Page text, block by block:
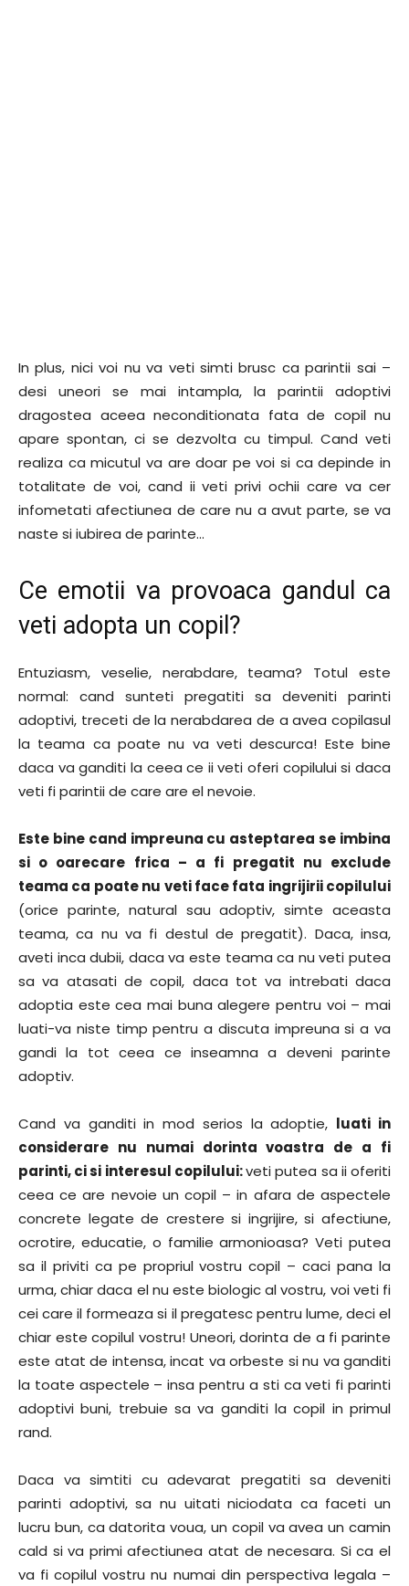
In plus, nici voi nu va veti simti brusc ca parintii sai –
desi uneori se mai intampla, la parintii adoptivi
dragostea aceea neconditionata fata de copil nu
apare spontan, ci se dezvolta cu timpul. Cand veti
realiza ca micutul va are doar pe voi si ca depinde in
totalitate de voi, cand ii veti privi ochii care va cer
infometati afectiunea de care nu a avut parte, se va
naste si iubirea de parinte…
Ce emotii va provoaca gandul ca
veti adopta un copil?
Entuziasm, veselie, nerabdare, teama? Totul este
normal: cand sunteti pregatiti sa deveniti parinti
adoptivi, treceti de la nerabdarea de a avea copilasul
la teama ca poate nu va veti descurca! Este bine
daca va ganditi la ceea ce ii veti oferi copilului si daca
veti fi parintii de care are el nevoie.
Este bine cand impreuna cu asteptarea se imbina
si o oarecare frica – a fi pregatit nu exclude
teama ca poate nu veti face fata ingrijirii copilului
(orice parinte, natural sau adoptiv, simte aceasta
teama, ca nu va fi destul de pregatit). Daca, insa,
aveti inca dubii, daca va este teama ca nu veti putea
sa va atasati de copil, daca tot va intrebati daca
adoptia este cea mai buna alegere pentru voi – mai
luati-va niste timp pentru a discuta impreuna si a va
gandi la tot ceea ce inseamna a deveni parinte
adoptiv.
Cand va ganditi in mod serios la adoptie, luati in
considerare nu numai dorinta voastra de a fi
parinti, ci si interesul copilului:veti putea sa ii oferiti
ceea ce are nevoie un copil – in afara de aspectele
concrete legate de crestere si ingrijire, si afectiune,
ocrotire, educatie, o familie armonioasa? Veti putea
sa il priviti ca pe propriul vostru copil – caci pana la
urma, chiar daca el nu este biologic al vostru, voi veti fi
cei care il formeaza si il pregatesc pentru lume, deci el
chiar este copilul vostru! Uneori, dorinta de a fi parinte
este atat de intensa, incat va orbeste si nu va ganditi
la toate aspectele – insa pentru a sti ca veti fi parinti
adoptivi buni, trebuie sa va ganditi la copil in primul
rand.
Daca va simtiti cu adevarat pregatiti sa deveniti
parinti adoptivi, sa nu uitati niciodata ca faceti un
lucru bun, ca datorita voua, un copil va avea un camin
cald si va primi afectiunea atat de necesara. Si ca el
va fi copilul vostru nu numai din perspectiva legala –